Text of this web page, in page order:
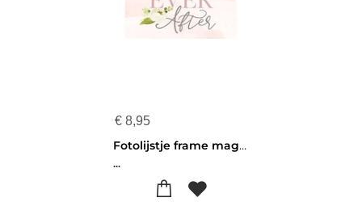
€ 8,95
Fotolijstje frame magneet - Happily ever after - 656200972571
...